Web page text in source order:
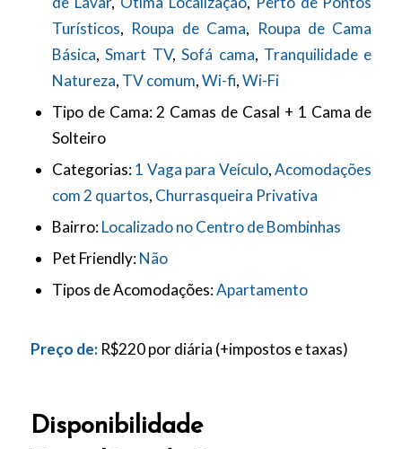
Turísticos, Roupa de Cama, Roupa de Cama
Básica,Smart TV,Sofá cama, Tranquilidade e
Natureza, TV comum,Wi-fi,Wi-Fi
Tipo de Cama:2 Camas de Casal + 1 Cama de
Solteiro
Categorias:1 Vaga para Veículo,Acomodações
com 2 quartos, Churrasqueira Privativa
Bairro:Localizado no Centro de Bombinhas
Pet Friendly:Não
Tipos de Acomodações:Apartamento
Preço de: R$220 por diária (+impostos e taxas)
Disponibilidade